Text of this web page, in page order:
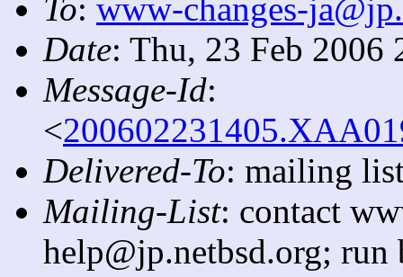
To: www-changes-
Date: Thu, 23 Feb 2006
Message-Id:
<
Delivered-To: mailing
Mailing-List: contact
help@jp.netbsd.org;